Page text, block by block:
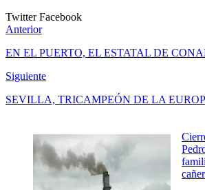
TwitterFacebook
Anterior
EN EL PUERTO, EL ESTATAL DE
Siguiente
SEVILLA, TRICAMPEÓN DE LA